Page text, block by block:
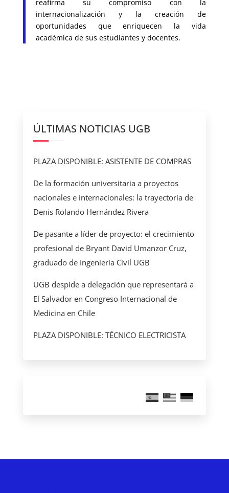
reafirma su compromiso con la
internacionalización y la creación de
oportunidades que enriquecen la vida
académica de sus estudiantes y docentes.
ÚLTIMAS NOTICIAS UGB
PLAZA DISPONIBLE: ASISTENTE DE COMPRAS
De la formación universitaria a proyectos
nacionales e internacionales: la trayectoria de
Denis Rolando Hernández Rivera
De pasante a líder de proyecto: el crecimiento
profesional de Bryant David Umanzor Cruz,
graduado de Ingeniería Civil UGB
UGB despide a delegación que representará a
El Salvador en Congreso Internacional de
Medicina en Chile
PLAZA DISPONIBLE: TÉCNICO ELECTRICISTA